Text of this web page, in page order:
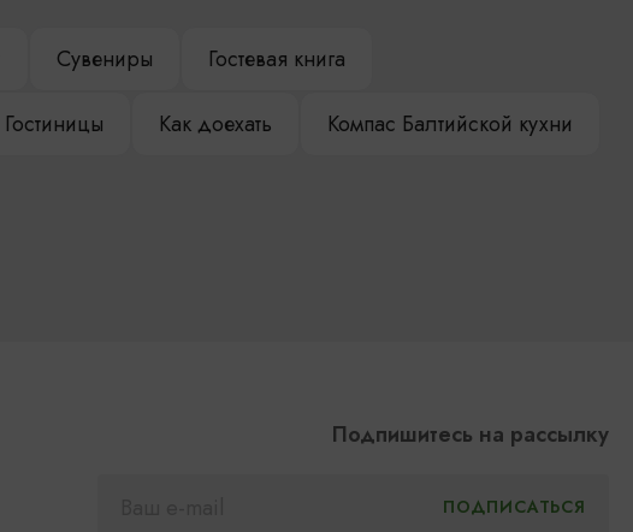
Сувениры Гостевая книга
Гостиницы Как доехать Компас Балтийской кухни
Подпишитесь на рассылку